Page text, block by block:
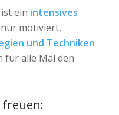
ein intensives
motiviert,
und Techniken
für alle Mal den